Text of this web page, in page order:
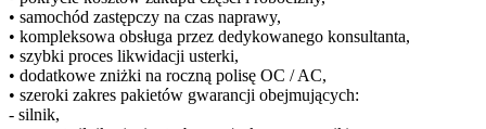
• samochód zastępczy na czas naprawy,
• kompleksowa obsługa przez dedykowanego konsultanta,
• szybki proces likwidacji usterki,
• dodatkowe zniżki na roczną polisę OC / AC,
• szeroki zakres pakietów gwarancji obejmujących:
- silnik,